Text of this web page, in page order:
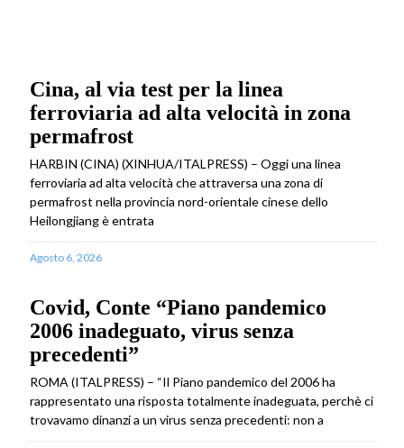
Cina, al via test per la linea
ferroviaria ad alta velocità in zona
permafrost
HARBIN (CINA) (XINHUA/ITALPRESS) – Oggi una linea
ferroviaria ad alta velocità che attraversa una zona di
permafrost nella provincia nord-orientale cinese dello
Heilongjiang è entrata
Agosto 6, 2026
Covid, Conte “Piano pandemico
2006 inadeguato, virus senza
precedenti”
ROMA (ITALPRESS) – “Il Piano pandemico del 2006 ha
rappresentato una risposta totalmente inadeguata, perchè ci
trovavamo dinanzi a un virus senza precedenti: non a